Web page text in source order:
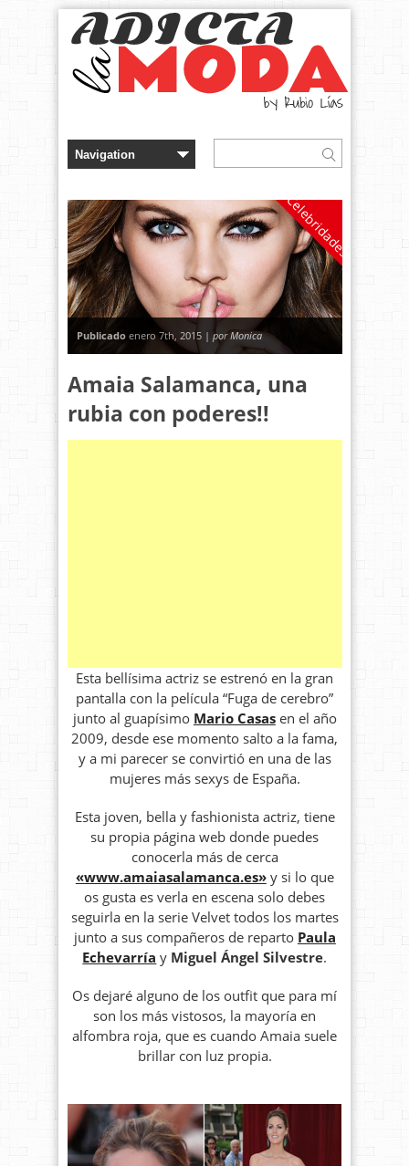
Celebridades
Publicado enero 7th, 2015 | por Monica
Amaia Salamanca, una
rubia con poderes!!
Esta bellísima actriz se estrenó en la gran
pantalla con la película “Fuga de cerebro”
junto al guapísimo Mario Casasen el año
2009, desde ese momento salto a la fama,
y a mi parecer se convirtió en una de las
mujeres más sexys de España.
Esta joven, bella y fashionista actriz, tiene
su propia página web donde puedes
conocerla más de cerca
«www.amaiasalamanca.es»y si lo que
os gusta es verla en escena solo debes
seguirla en la serie Velvet todos los martes
junto a sus compañeros de reparto Paula
Echevarría y Miguel Ángel Silvestre.
Os dejaré alguno de los outfit que para mí
son los más vistosos, la mayoría en
alfombra roja, que es cuando Amaia suele
brillar con luz propia.